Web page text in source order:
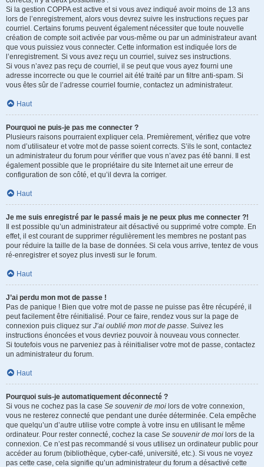
Si la gestion COPPA est active et si vous avez indiqué avoir moins de 13 ans
lors de l’enregistrement, alors vous devrez suivre les instructions reçues par
courriel. Certains forums peuvent également nécessiter que toute nouvelle
création de compte soit activée par vous-même ou par un administrateur avant
que vous puissiez vous connecter. Cette information est indiquée lors de
l’enregistrement. Si vous avez reçu un courriel, suivez ses instructions.
Si vous n’avez pas reçu de courriel, il se peut que vous ayez fourni une
adresse incorrecte ou que le courriel ait été traité par un filtre anti-spam. Si
vous êtes sûr de l’adresse courriel fournie, contactez un administrateur.
Haut
Pourquoi ne puis-je pas me connecter ?
Plusieurs raisons pourraient expliquer cela. Premièrement, vérifiez que votre
nom d’utilisateur et votre mot de passe soient corrects. S’ils le sont, contactez
un administrateur du forum pour vérifier que vous n’avez pas été banni. Il est
également possible que le propriétaire du site Internet ait une erreur de
configuration de son côté, et qu’il devra la corriger.
Haut
Je me suis enregistré par le passé mais je ne peux plus me connecter ?!
Il est possible qu’un administrateur ait désactivé ou supprimé votre compte. En
effet, il est courant de supprimer régulièrement les membres ne postant pas
pour réduire la taille de la base de données. Si cela vous arrive, tentez de vous
ré-enregistrer et soyez plus investi sur le forum.
Haut
J’ai perdu mon mot de passe !
Pas de panique ! Bien que votre mot de passe ne puisse pas être récupéré, il
peut facilement être réinitialisé. Pour ce faire, rendez vous sur la page de
connexion puis cliquez sur J’ai oublié mon mot de passe. Suivez les
instructions énoncées et vous devriez pouvoir à nouveau vous connecter.
Si toutefois vous ne parveniez pas à réinitialiser votre mot de passe, contactez
un administrateur du forum.
Haut
Pourquoi suis-je automatiquement déconnecté ?
Si vous ne cochez pas la case Se souvenir de moi lors de votre connexion,
vous ne resterez connecté que pendant une durée déterminée. Cela empêche
que quelqu’un d’autre utilise votre compte à votre insu en utilisant le même
ordinateur. Pour rester connecté, cochez la case Se souvenir de moi lors de la
connexion. Ce n’est pas recommandé si vous utilisez un ordinateur public pour
accéder au forum (bibliothèque, cyber-café, université, etc.). Si vous ne voyez
pas cette case, cela signifie qu’un administrateur du forum a désactivé cette